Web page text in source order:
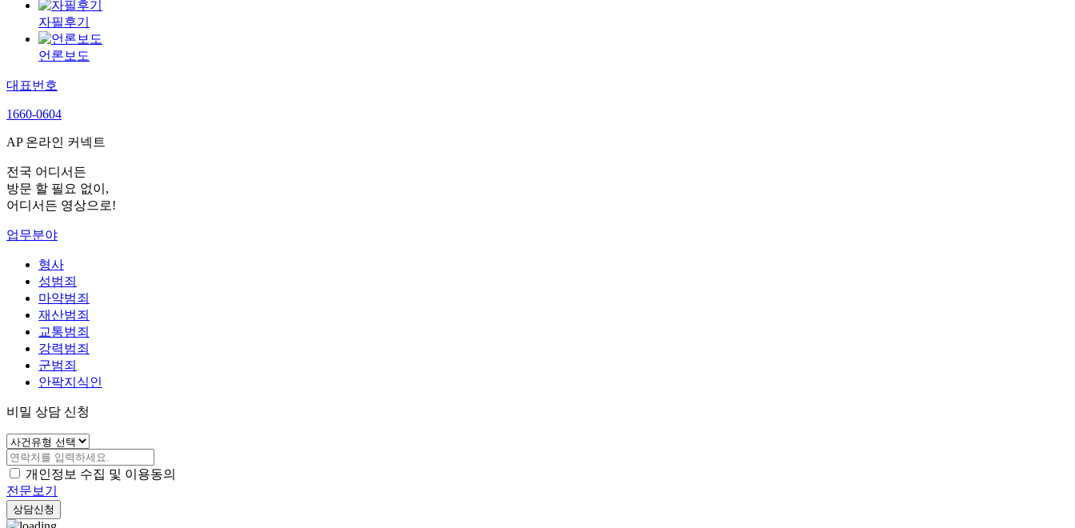
자필후기
언론보도
대표번호
1660-0604
AP 온라인 커넥트
전국 어디서든
방문 할 필요 없이,
어디서든 영상으로!
업무분야
형사
성범죄
마약범죄
재산범죄
교통범죄
강력범죄
군범죄
안팍지식인
비밀 상담 신청
개인정보 수집 및 이용동의
전문보기
상담신청